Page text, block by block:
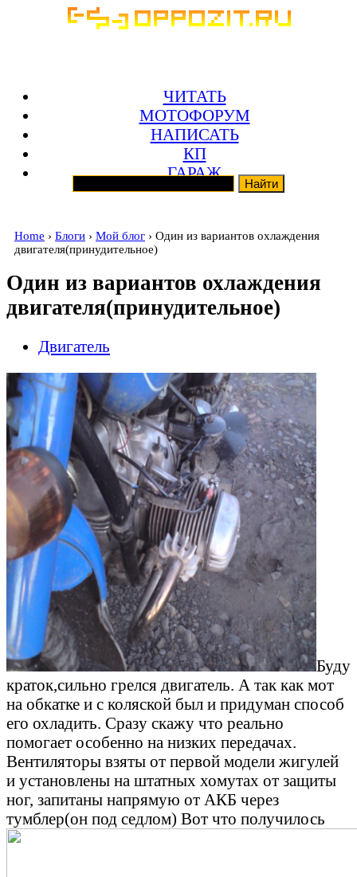
ЧИТАТЬ
МОТОФОРУМ
НАПИСАТЬ
КП
ГАРАЖ
Home › Блоги › Мой блог › Один из вариантов охлаждения
двигателя(принудительное)
Один из вариантов охлаждения
двигателя(принудительное)
Двигатель
Буду
краток,сильно грелся двигатель. А так как мот
на обкатке и с коляской был и придуман способ
его охладить. Сразу скажу что реально
помогает особенно на низких передачах.
Вентиляторы взяты от первой модели жигулей
и установлены на штатных хомутах от защиты
ног, запитаны напрямую от АКБ через
тумблер(он под седлом) Вот что получилось